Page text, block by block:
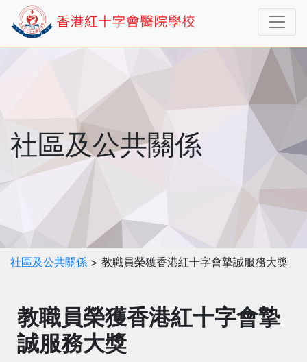
社區及公共關係
社區及公共關係 > 教職員榮獲香港紅十字會摯誠服務大獎
教職員榮獲香港紅十字會摯
誠服務大獎